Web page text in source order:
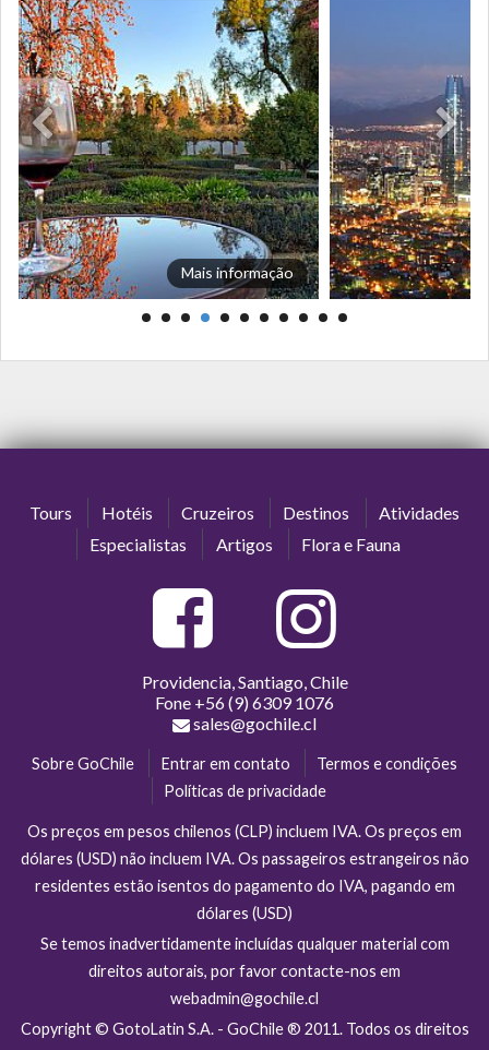
Mais informação
Tours Hotéis Cruzeiros Destinos
Atividades
Especialistas
Artigos Flora e Fauna
Providencia, Santiago, Chile
Fone +56 (9) 6309 1076
sales@gochile.cl
Sobre GoChile Entrar em contato
Termos e condições
Políticas de privacidade
Os preços em pesos chilenos (CLP) incluem IVA. Os preços em
dólares (USD) não incluem IVA. Os passageiros estrangeiros não
residentes estão isentos do pagamento do IVA, pagando em
dólares (USD)
Se temos inadvertidamente incluídas qualquer material com
direitos autorais, por favor contacte-nos em
webadmin@gochile.cl
Copyright © GotoLatin S.A. - GoChile ® 2011. Todos os direitos